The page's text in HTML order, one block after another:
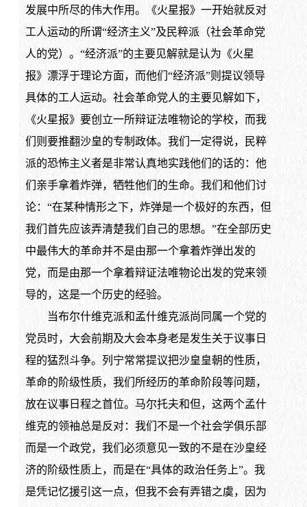
发展中所尽的伟大作用。《火星报》一开始就反对
工人运动的所谓“经济主义”及民粹派（社会革命党
人的党）。“经济派”的主要见解就是认为《火星
报》漂浮于理论方面，而他们“经济派”则提议领导
具体的工人运动。社会革命党人的主要见解如下，
《火星报》要创立一所辩证法唯物论的学校，而我
们则要推翻沙皇的专制政体。我们一定得说，民粹
派的恐怖主义者是非常认真地实践他们的话的：他
们亲手拿着炸弹，牺牲他们的生命。我们和他们讨
论：“在某种情形之下，炸弹是一个极好的东西，但
我们首先应该弄清楚我们自己的思想。”在全部历史
中最伟大的革命并不是由那一个拿着炸弹出发的
党，而是由那一个拿着辩证法唯物论出发的党来领
导的，这是一个历史的经验。
当布尔什维克派和孟什维克派尚同属一个党的
党员时，大会前期及大会本身老是发生关于议事日
程的猛烈斗争。列宁常常提议把沙皇皇朝的性质，
革命的阶级性质，我们所经历的革命阶段等问题，
放在议事日程之首位。马尔托夫和但，这两个孟什
维克的领袖总是反对：我们不是一个社会学俱乐部
而是一个政党，我们必须意见一致的不是在沙皇经
济的阶级性质上，而是在“具体的政治任务上”。我
是凭记忆援引这一点，但我不会有弄错之虞，因为